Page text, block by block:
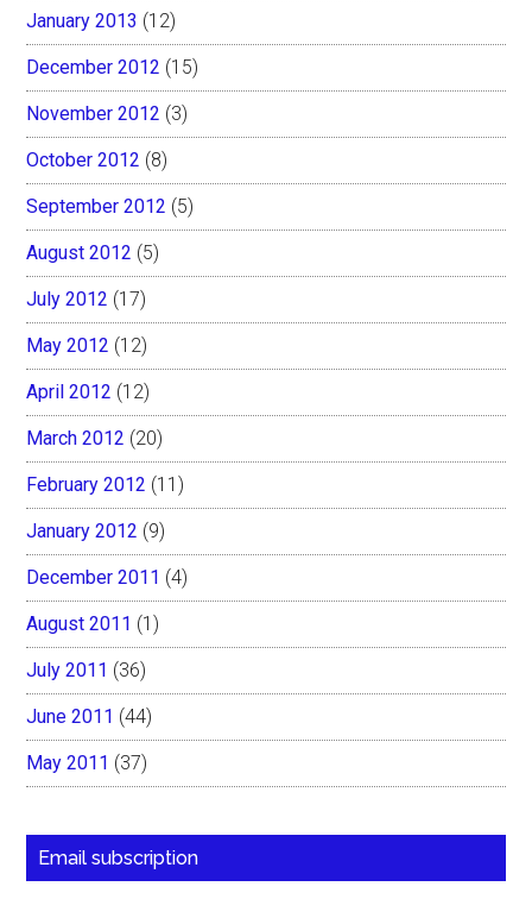
January 2013 (12)
December 2012 (15)
November 2012 (3)
October 2012 (8)
September 2012 (5)
August 2012 (5)
July 2012 (17)
May 2012 (12)
April 2012 (12)
March 2012 (20)
February 2012 (11)
January 2012 (9)
December 2011 (4)
August 2011 (1)
July 2011 (36)
June 2011 (44)
May 2011 (37)
Email subscription